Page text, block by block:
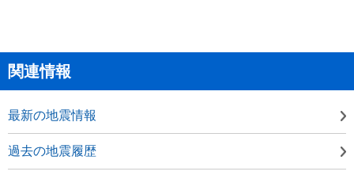
関連情報
最新の地震情報
過去の地震履歴